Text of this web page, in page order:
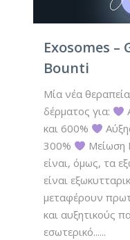
Εxosomes –
Bounti
Mία νέα
δέρματος για:
και 600%
300%
Μείωση
είναι, όμως, τα
είναι
μεταφέρουν
και αυξητικούς
εσωτερικό......